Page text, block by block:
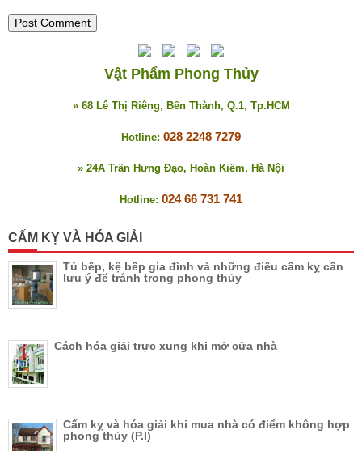
Vật Phẩm Phong Thủy
» 68 Lê Thị Riêng, Bến Thành, Q.1, Tp.HCM
Hotline: 028 2248 7279
» 24A Trần Hưng Đạo, Hoàn Kiếm, Hà Nội
Hotline: 024 66 731 741
CẤM KỴ VÀ HÓA GIẢI
Tủ bếp, kệ bếp gia đình và những điều cấm kỵ cần
lưu ý để tránh trong phong thủy
Cách hóa giải trực xung khi mở cửa nhà
Cấm kỵ và hóa giải khi mua nhà có điểm không hợp
phong thủy (P.I)